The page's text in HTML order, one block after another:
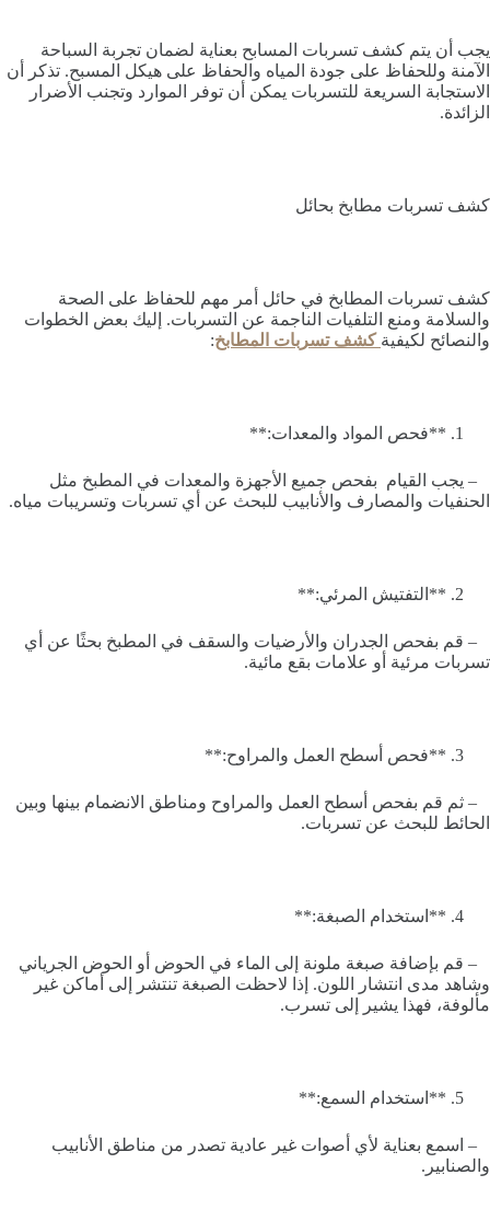
يجب أن يتم كشف تسربات المسابح بعناية لضمان تجربة السباحة
الآمنة وللحفاظ على جودة المياه والحفاظ على هيكل المسبح. تذكر أن
الاستجابة السريعة للتسربات يمكن أن توفر الموارد وتجنب الأضرار
الزائدة.
كشف تسربات مطابخ بحائل
كشف تسربات المطابخ في حائل أمر مهم للحفاظ على الصحة
والسلامة ومنع التلفيات الناجمة عن التسربات. إليك بعض الخطوات
والنصائح لكيفية كشف تسربات المطابخ:
**فحص المواد والمعدات:**
– يجب القيام بفحص جميع الأجهزة والمعدات في المطبخ مثل
الحنفيات والمصارف والأنابيب للبحث عن أي تسربات وتسريبات مياه.
**التفتيش المرئي:**
– قم بفحص الجدران والأرضيات والسقف في المطبخ بحثًا عن أي
تسربات مرئية أو علامات بقع مائية.
**فحص أسطح العمل والمراوح:**
– ثم قم بفحص أسطح العمل والمراوح ومناطق الانضمام بينها وبين
الحائط للبحث عن تسربات.
**استخدام الصبغة:**
– قم بإضافة صبغة ملونة إلى الماء في الحوض أو الحوض الجرياني
وشاهد مدى انتشار اللون. إذا لاحظت الصبغة تنتشر إلى أماكن غير
مألوفة، فهذا يشير إلى تسرب.
**استخدام السمع:**
– اسمع بعناية لأي أصوات غير عادية تصدر من مناطق الأنابيب
والصنابير.